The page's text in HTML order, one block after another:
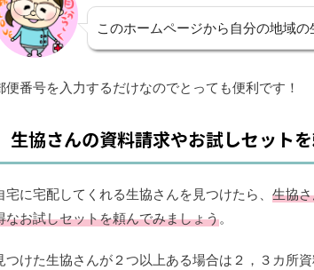
このホームページから自分の地域
便番号を入力するだけなのでとっても便利です！
生協さんの資料請求やお試しセット
宅に宅配してくれる生協さんを見つけたら、 生協
なお試しセットを頼んでみましょう。
つけた生協さんが２つ以上ある場合は２，３カ所